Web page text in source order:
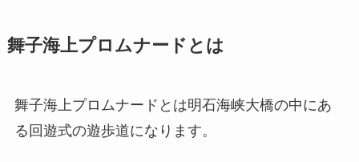
舞子海上プロムナードとは
舞子海上プロムナードとは明石海峡大橋の中にあ
る回遊式の遊歩道になります。